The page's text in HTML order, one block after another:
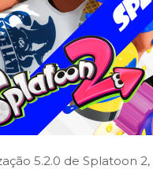
5.2.0 de Splatoon